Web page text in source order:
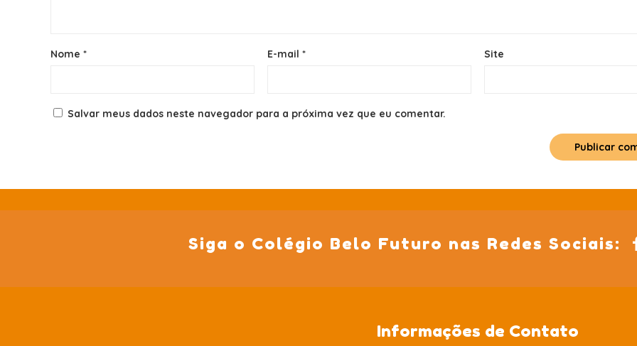
Nome* E-mail* Site
Salvar meus dados neste navegador para a próxima vez que eu comentar.
Siga o Colégio Belo Futuro nas Redes Sociais:
Informações de Contato